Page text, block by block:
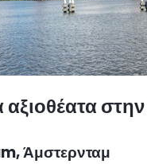
Άμστερνταμ